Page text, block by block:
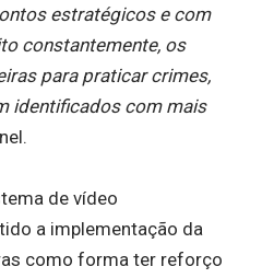
estratégicos e com
constantemente, os
para praticar crimes,
identificados com mais
de vídeo
a implementação da
como forma ter reforço